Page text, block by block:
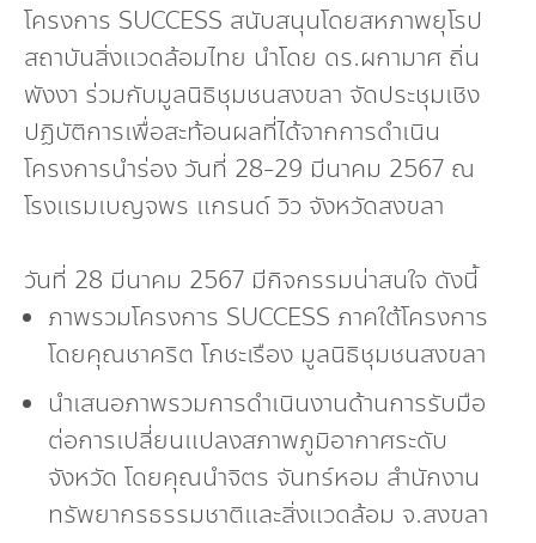
โครงการ SUCCESS สนับสนุนโดยสหภาพยุโรป
สถาบันสิ่งแวดล้อมไทย นำโดย ดร.ผกามาศ ถิ่น
พังงา ร่วมกับมูลนิธิชุมชนสงขลา จัดประชุมเชิง
ปฏิบัติการเพื่อสะท้อนผลที่ได้จากการดำเนิน
โครงการนำร่อง วันที่ 28-29 มีนาคม 2567 ณ
โรงแรมเบญจพร แกรนด์ วิว จังหวัดสงขลา
วันที่ 28 มีนาคม 2567 มีกิจกรรมน่าสนใจ ดังนี้
ภาพรวมโครงการ SUCCESS ภาคใต้โครงการ
โดยคุณชาคริต โภชะเรือง มูลนิธิชุมชนสงขลา
นำเสนอภาพรวมการดำเนินงานด้านการรับมือ
ต่อการเปลี่ยนแปลงสภาพภูมิอากาศระดับ
จังหวัด โดยคุณนำจิตร จันทร์หอม สำนักงาน
ทรัพยากรธรรมชาติและสิ่งแวดล้อม จ.สงขลา